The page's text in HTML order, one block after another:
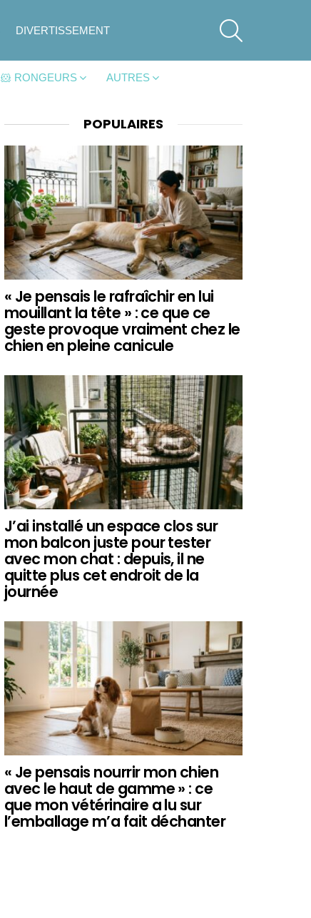
DIVERTISSEMENT
🐹 RONGEURS AUTRES
POPULAIRES
« Je pensais le rafraîchir en lui
mouillant la tête » : ce que ce
geste provoque vraiment chez le
chien en pleine canicule
J’ai installé un espace clos sur
mon balcon juste pour tester
avec mon chat : depuis, il ne
quitte plus cet endroit de la
journée
« Je pensais nourrir mon chien
avec le haut de gamme » : ce
que mon vétérinaire a lu sur
l’emballage m’a fait déchanter